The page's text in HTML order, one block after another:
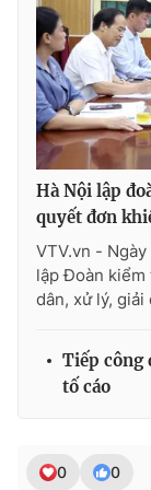
THỜI BÁO VTV
Theo dõi báo
Cơ quan chủ
Cơ quan báo chí:
cấp ngày 29/12/
Tổng Biên tập:
Tổng đài VTV:
Hà Nội lập
quyết đơn
VTV.vn -
lập Đoàn
dân, xử lý,
Tiếp công
tố cáo
0 0